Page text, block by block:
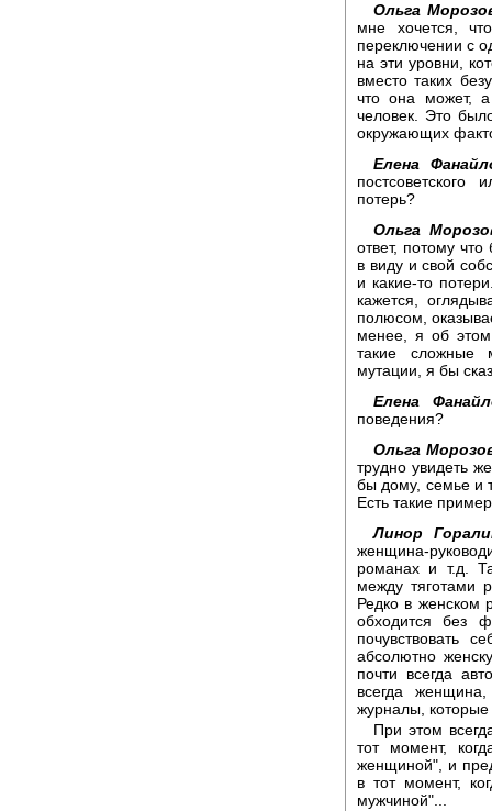
Ольга
мне хочется,
переключении с
на эти уровни,
вместо таких
что она может,
человек. Это
окружающих
Елена
постсоветского
потерь?
Ольга
ответ, потому
в виду и свой
и какие-то
кажется,
полюсом,
менее, я об
такие сложные
мутации, я бы
Елена
поведения?
Ольга
трудно увидеть
бы дому, семье и
Есть такие
Линор
женщина-
романах и т.д.
между тяготами
Редко в женском
обходится без
почувствовать
абсолютно
почти всегда
всегда
журналы, которые
При этом
тот момент,
женщиной", и
в тот момент,
мужчиной"...